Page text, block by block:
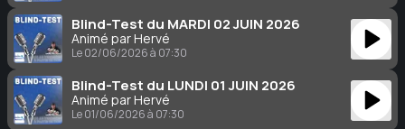
Blind-Test du MARDI 02 JUIN 2026
Animé par Hervé
Le 02/06/2026 à 07:30
Blind-Test du LUNDI 01 JUIN 2026
Animé par Hervé
Le 01/06/2026 à 07:30